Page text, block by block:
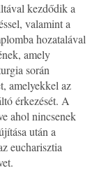
kezdődik a
valamint a
hozatalával
amely
során
amelyekkel az
érkezését. A
ahol nincsenek
után a
eucharisztia